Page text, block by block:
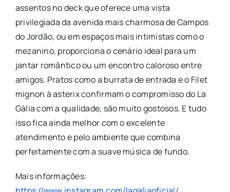
assentos no deck que oferece uma vista
privilegiada da avenida mais charmosa de Campos
do Jordão, ou em espaços mais intimistas como o
mezanino, proporciona o cenário ideal para um
jantar romântico ou um encontro caloroso entre
amigos. Pratos como a burrata de entrada e o Filet
mignon à asterix confirmam o compromisso do La
Gália com a qualidade, são muito gostosos. E tudo
isso fica ainda melhor com o excelente
atendimento e pelo ambiente que combina
perfeitamente com a suave música de fundo.
Mais informações: